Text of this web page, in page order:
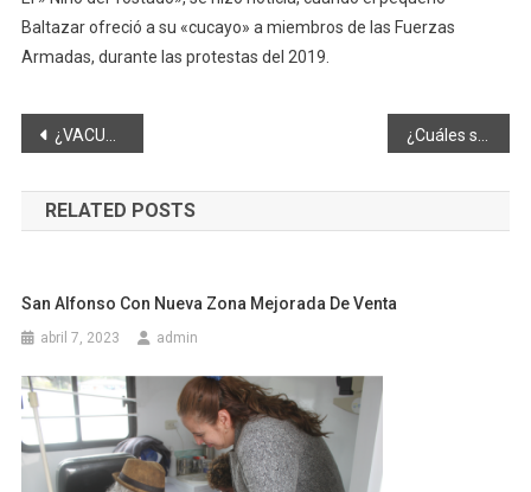
Baltazar ofreció a su «cucayo» a miembros de las Fuerzas
Armadas, durante las protestas del 2019.
Navegación
de
entradas
¿VACUNACIÓN A DEDO? ¿Cuáles son las restricciones dispuestas por el COE Nacional durante los feriados de abril y mayo?
RELATED POSTS
San Alfonso Con Nueva Zona Mejorada De Venta
abril 7, 2023 admin